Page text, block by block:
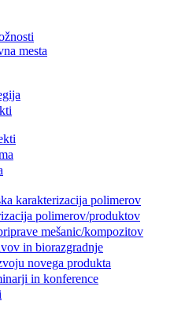
mesta
karakterizacija polimerov
polimerov/produktov
mešanic/kompozitov
in biorazgradnje
novega produkta
in konference